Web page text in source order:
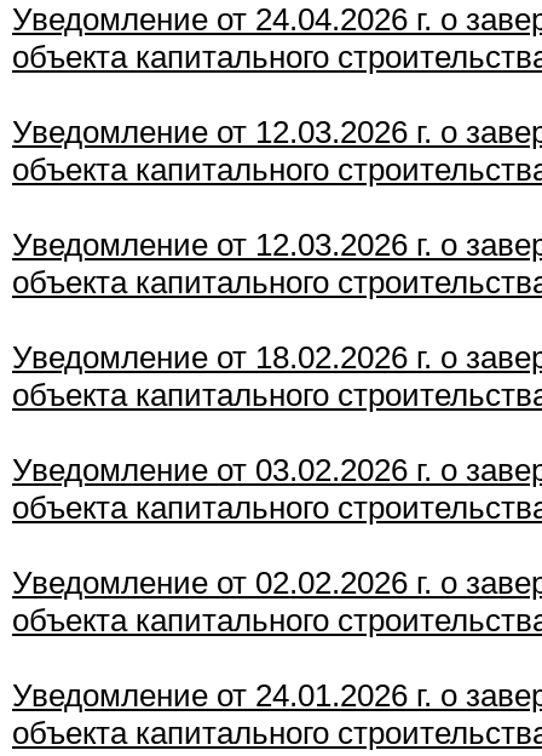
Уведомление от 24.04.2026 г. о
объекта капитального
Уведомление от 12.03.2026 г. о
объекта капитального
Уведомление от 12.03.2026 г. о
объекта капитального
Уведомление от 18.02.2026 г. о
объекта капитального
Уведомление от 03.02.2026 г. о
объекта капитального
Уведомление от 02.02.2026 г. о
объекта капитального
Уведомление от 24.01.2026 г. о
объекта капитального